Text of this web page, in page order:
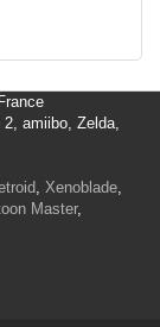
amiibo, Zelda,
, Xenoblade,
Master,